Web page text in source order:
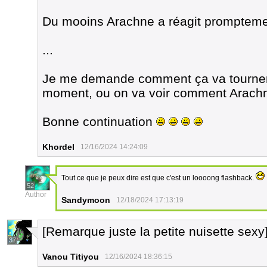
Du mooins Arachne a réagit
...
Je me demande comment ça va
moment, ou on va voir comment
Bonne continuation
Khordel 12/16/2024 14:24:09
52
Author
Tout ce que je peux dire est que c'est un loooong flashback.
Sandymoon 12/18/2024 17:13:19
37
[Remarque juste la petite nuisette
Vanou Titiyou 12/16/2024 18:36:15